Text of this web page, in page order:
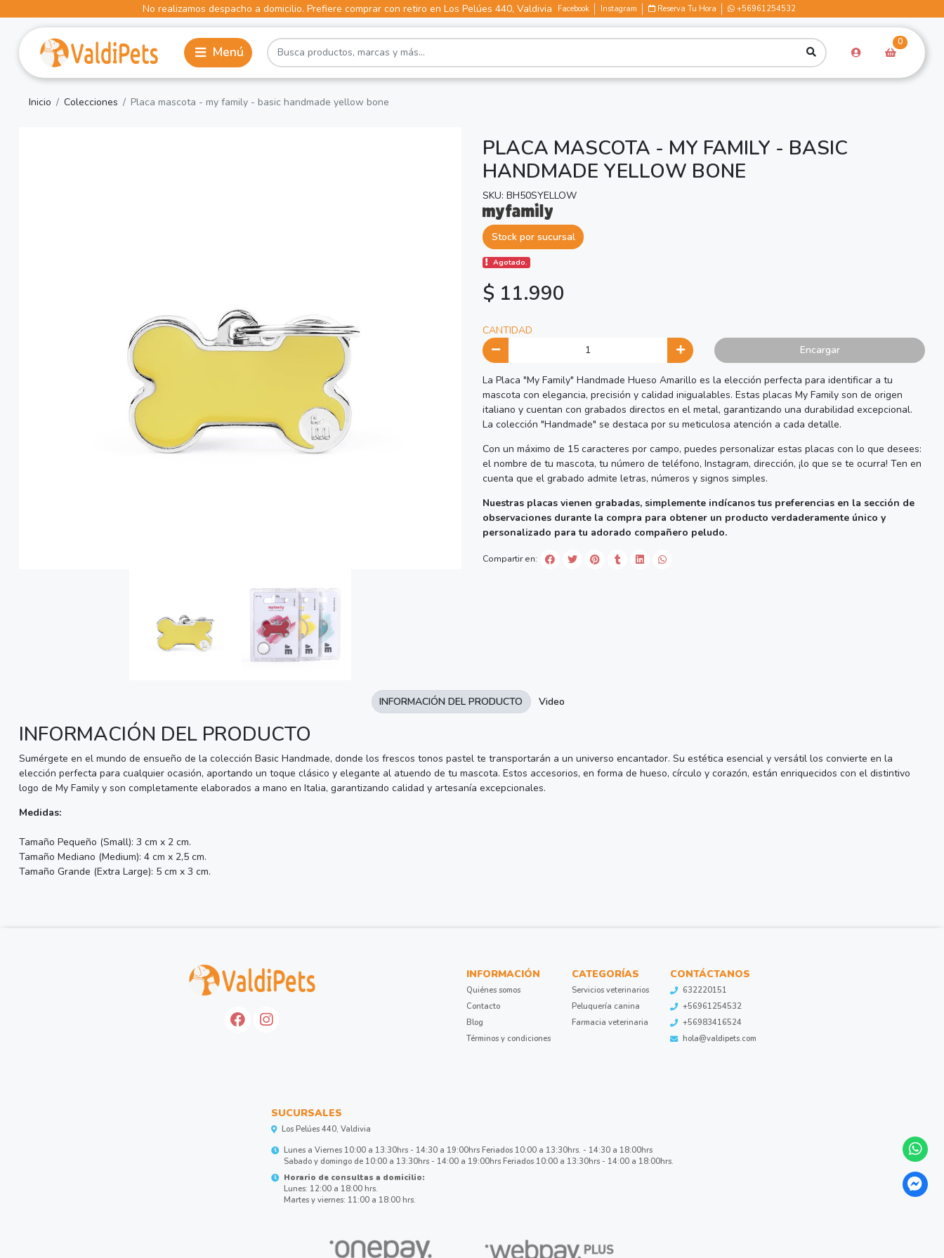
No realizamos despacho a domicilio. Prefiere comprar con retiro en Los Pelúes 440, Valdivia Facebook Instagram Reserva Tu Hora +56961254532
0
Inicio Colecciones Placa mascota - my family - basic handmade yellow bone
PLACA MASCOTA - MY FAMILY - BASIC
HANDMADE YELLOW BONE
SKU: BH50SYELLOW
Stock por sucursal
Agotado.
$ 11.990
CANTIDAD
Encargar
La Placa "My Family" Handmade Hueso Amarillo es la elección perfecta para identificar a tu
mascota con elegancia, precisión y calidad inigualables. Estas placas My Family son de origen
italiano y cuentan con grabados directos en el metal, garantizando una durabilidad excepcional.
La colección "Handmade" se destaca por su meticulosa atención a cada detalle.
Con un máximo de 15 caracteres por campo, puedes personalizar estas placas con lo que desees:
el nombre de tu mascota, tu número de teléfono, Instagram, dirección, ¡lo que se te ocurra! Ten en
cuenta que el grabado admite letras, números y signos simples.
Nuestras placas vienen grabadas, simplemente indícanos tus preferencias en la sección de
observaciones durante la compra para obtener un producto verdaderamente único y
personalizado para tu adorado compañero peludo.
Compartir en:
INFORMACIÓN DEL PRODUCTO
Sumérgete en el mundo de ensueño de la colección Basic Handmade, donde los frescos tonos pastel te transportarán a un universo encantador. Su estética esencial y versátil los convierte en la
elección perfecta para cualquier ocasión, aportando un toque clásico y elegante al atuendo de tu mascota. Estos accesorios, en forma de hueso, círculo y corazón, están enriquecidos con el distintivo
logo de My Family y son completamente elaborados a mano en Italia, garantizando calidad y artesanía excepcionales.
Medidas:
Tamaño Pequeño (Small): 3 cm x 2 cm.
Tamaño Mediano (Medium): 4 cm x 2,5 cm.
Tamaño Grande (Extra Large): 5 cm x 3 cm.
INFORMACIÓN DEL PRODUCTO Video
INFORMACIÓN
Quiénes somos
Contacto
Blog
Términos y condiciones
CATEGORÍAS
Servicios veterinarios
Peluquería canina
Farmacia veterinaria
CONTÁCTANOS
632220151
+56961254532
+56983416524
hola@valdipets.com
SUCURSALES
Los Pelúes 440, Valdivia
Lunes a Viernes 10:00 a 13:30hrs - 14:30 a 19:00hrs Feriados 10:00 a 13:30hrs. - 14:30 a 18:00hrs
Sabado y domingo de 10:00 a 13:30hrs - 14:00 a 19:00hrs Feriados 10:00 a 13:30hrs - 14:00 a 18:00hrs.
Horario de consultas a domicilio:
Lunes: 12:00 a 18:00 hrs.
Martes y viernes: 11:00 a 18:00 hrs.